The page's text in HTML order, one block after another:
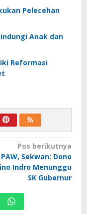
Pelecehan
Anak dan
Reformasi
Pos berikutnya
PAW, Sekwan: Dono
Indro Menunggu
SK Gubernur